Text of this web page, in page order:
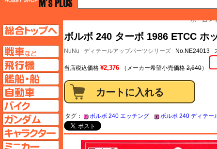
ホーム＞
ボルボ 240 ターボ 1986 ETCC ホ
NuNu ディテールアップパーツシリーズ No.NE24013
当店税込価格 ¥2,376 （メーカー希望小売価格 2,640）
タグ： ボルボ 240 エッチング ボルボ 240 ディテー
AFV
自動車ページへ
バイクページへ
ガンダムページへ
キャラクターページへ
ミニカーページへ